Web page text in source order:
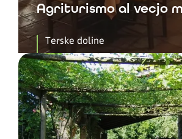
Agriturismo al vecjo
Terske doline